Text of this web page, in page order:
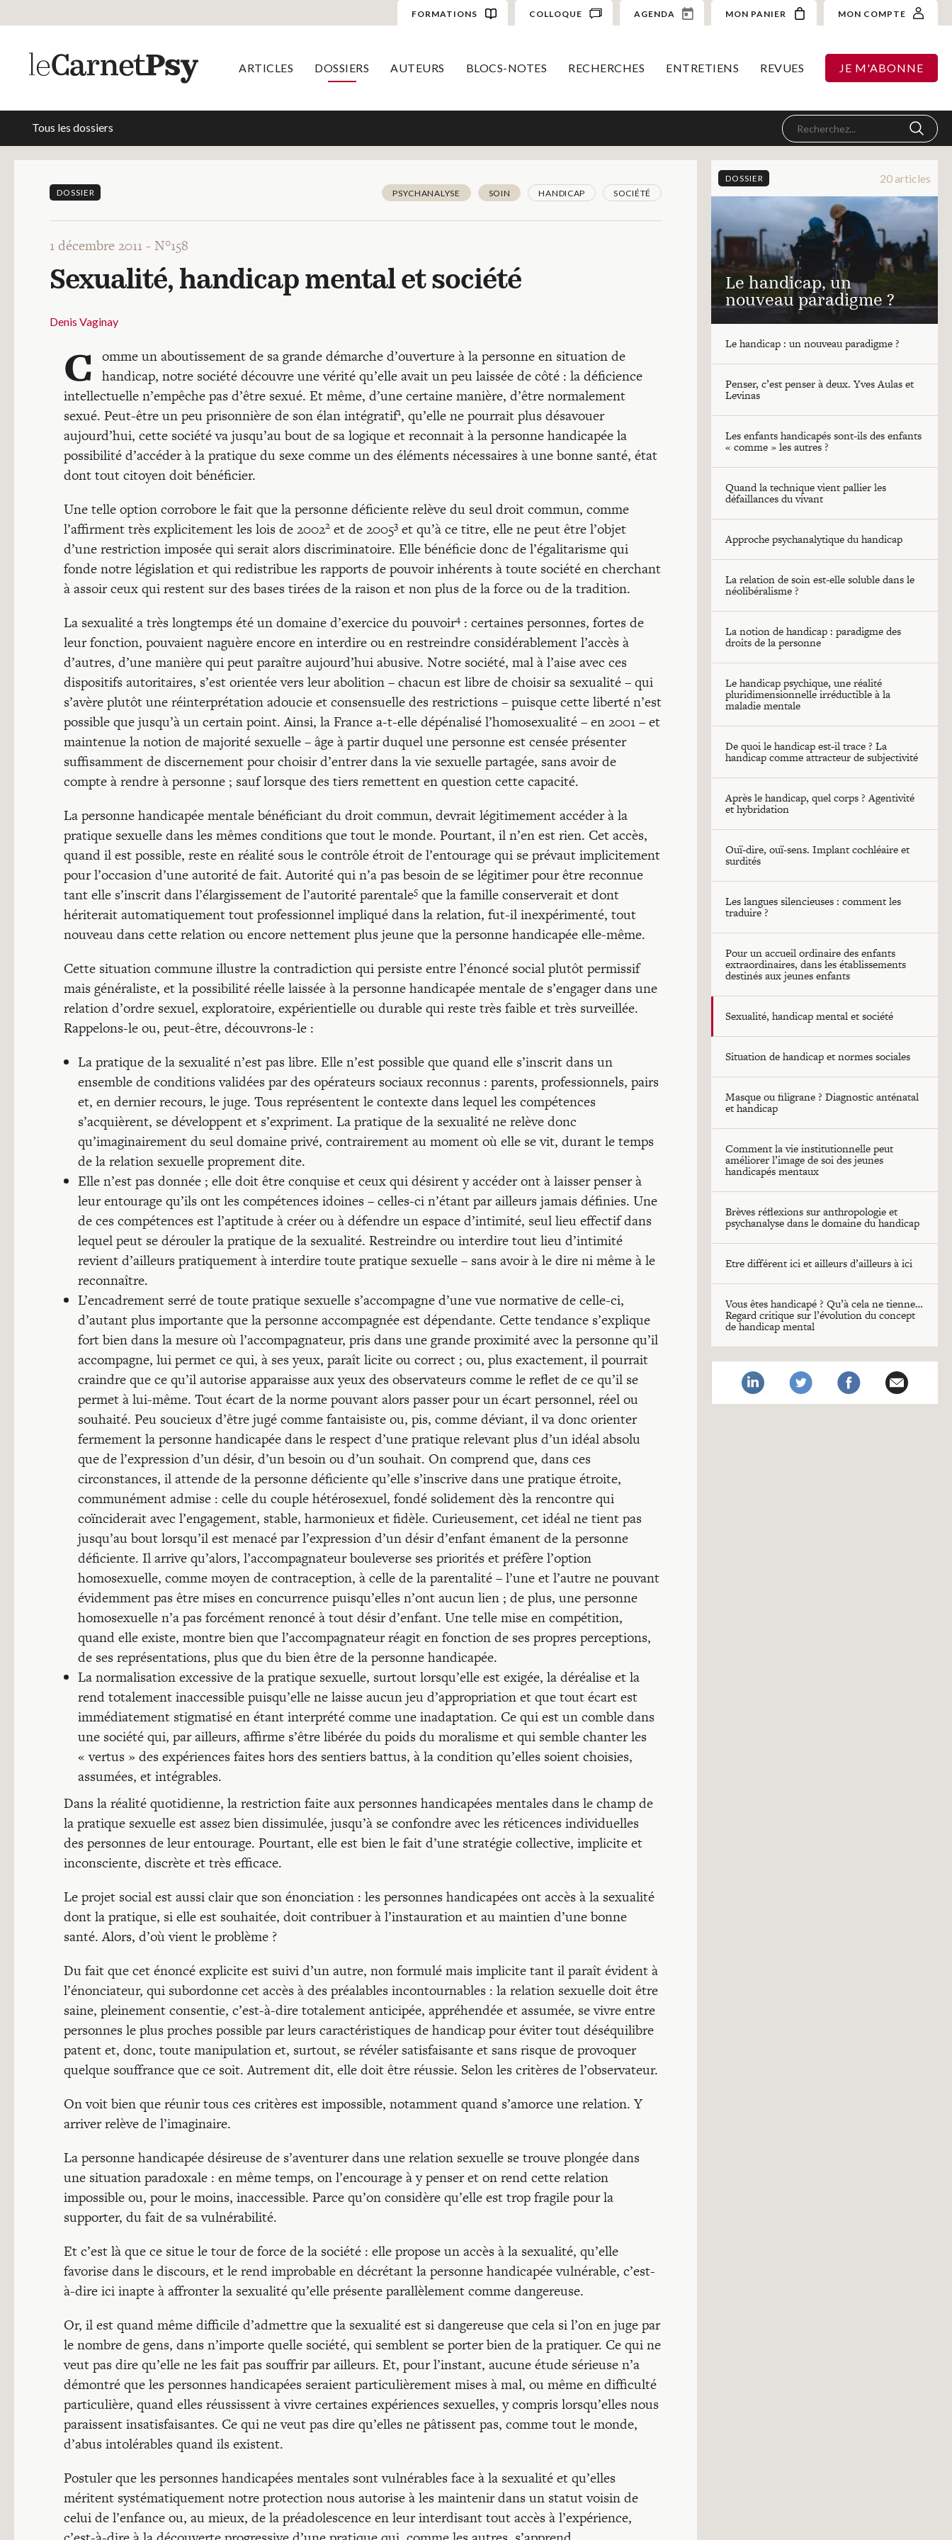
FORMATIONS COLLOQUE AGENDA MON PANIER MON COMPTE
ARTICLES DOSSIERS AUTEURS BLOCS-NOTES RECHERCHES ENTRETIENS REVUES JE M'ABONNE
Tous les dossiers
DOSSIER PSYCHANALYSE SOIN HANDICAP SOCIÉTÉ
1 décembre 2011 - N°158
Sexualité, handicap mental et société
Denis Vaginay
C omme un aboutissement de sa grande démarche d’ouverture à la personne en situation de
handicap, notre société découvre une vérité qu’elle avait un peu laissée de côté : la déficience
intellectuelle n’empêche pas d’être sexué. Et même, d’une certaine manière, d’être normalement
sexué. Peut-être un peu prisonnière de son élan intégratif1, qu’elle ne pourrait plus désavouer
aujourd’hui, cette société va jusqu’au bout de sa logique et reconnait à la personne handicapée la
possibilité d’accéder à la pratique du sexe comme un des éléments nécessaires à une bonne santé, état
dont tout citoyen doit bénéficier.
Une telle option corrobore le fait que la personne déficiente relève du seul droit commun, comme
l’affirment très explicitement les lois de 20022 et de 20053 et qu’à ce titre, elle ne peut être l’objet
d’une restriction imposée qui serait alors discriminatoire. Elle bénéficie donc de l’égalitarisme qui
fonde notre législation et qui redistribue les rapports de pouvoir inhérents à toute société en cherchant
à assoir ceux qui restent sur des bases tirées de la raison et non plus de la force ou de la tradition.
La sexualité a très longtemps été un domaine d’exercice du pouvoir4 : certaines personnes, fortes de
leur fonction, pouvaient naguère encore en interdire ou en restreindre considérablement l’accès à
d’autres, d’une manière qui peut paraître aujourd’hui abusive. Notre société, mal à l’aise avec ces
dispositifs autoritaires, s’est orientée vers leur abolition – chacun est libre de choisir sa sexualité – qui
s’avère plutôt une réinterprétation adoucie et consensuelle des restrictions – puisque cette liberté n’est
possible que jusqu’à un certain point. Ainsi, la France a-t-elle dépénalisé l’homosexualité – en 2001 – et
maintenue la notion de majorité sexuelle – âge à partir duquel une personne est censée présenter
suffisamment de discernement pour choisir d’entrer dans la vie sexuelle partagée, sans avoir de
compte à rendre à personne ; sauf lorsque des tiers remettent en question cette capacité.
La personne handicapée mentale bénéficiant du droit commun, devrait légitimement accéder à la
pratique sexuelle dans les mêmes conditions que tout le monde. Pourtant, il n’en est rien. Cet accès,
quand il est possible, reste en réalité sous le contrôle étroit de l’entourage qui se prévaut implicitement
pour l’occasion d’une autorité de fait. Autorité qui n’a pas besoin de se légitimer pour être reconnue
tant elle s’inscrit dans l’élargissement de l’autorité parentale5 que la famille conserverait et dont
hériterait automatiquement tout professionnel impliqué dans la relation, fut-il inexpérimenté, tout
nouveau dans cette relation ou encore nettement plus jeune que la personne handicapée elle-même.
Cette situation commune illustre la contradiction qui persiste entre l’énoncé social plutôt permissif
mais généraliste, et la possibilité réelle laissée à la personne handicapée mentale de s’engager dans une
relation d’ordre sexuel, exploratoire, expérientielle ou durable qui reste très faible et très surveillée.
Rappelons-le ou, peut-être, découvrons-le :
La pratique de la sexualité n’est pas libre. Elle n’est possible que quand elle s’inscrit dans un
ensemble de conditions validées par des opérateurs sociaux reconnus : parents, professionnels, pairs
et, en dernier recours, le juge. Tous représentent le contexte dans lequel les compétences
s’acquièrent, se développent et s’expriment. La pratique de la sexualité ne relève donc
qu’imaginairement du seul domaine privé, contrairement au moment où elle se vit, durant le temps
de la relation sexuelle proprement dite.
Elle n’est pas donnée ; elle doit être conquise et ceux qui désirent y accéder ont à laisser penser à
leur entourage qu’ils ont les compétences idoines – celles-ci n’étant par ailleurs jamais définies. Une
de ces compétences est l’aptitude à créer ou à défendre un espace d’intimité, seul lieu effectif dans
lequel peut se dérouler la pratique de la sexualité. Restreindre ou interdire tout lieu d’intimité
revient d’ailleurs pratiquement à interdire toute pratique sexuelle – sans avoir à le dire ni même à le
reconnaître.
L’encadrement serré de toute pratique sexuelle s’accompagne d’une vue normative de celle-ci,
d’autant plus importante que la personne accompagnée est dépendante. Cette tendance s’explique
fort bien dans la mesure où l’accompagnateur, pris dans une grande proximité avec la personne qu’il
accompagne, lui permet ce qui, à ses yeux, paraît licite ou correct ; ou, plus exactement, il pourrait
craindre que ce qu’il autorise apparaisse aux yeux des observateurs comme le reflet de ce qu’il se
permet à lui-même. Tout écart de la norme pouvant alors passer pour un écart personnel, réel ou
souhaité. Peu soucieux d’être jugé comme fantaisiste ou, pis, comme déviant, il va donc orienter
fermement la personne handicapée dans le respect d’une pratique relevant plus d’un idéal absolu
que de l’expression d’un désir, d’un besoin ou d’un souhait. On comprend que, dans ces
circonstances, il attende de la personne déficiente qu’elle s’inscrive dans une pratique étroite,
communément admise : celle du couple hétérosexuel, fondé solidement dès la rencontre qui
coïnciderait avec l’engagement, stable, harmonieux et fidèle. Curieusement, cet idéal ne tient pas
jusqu’au bout lorsqu’il est menacé par l’expression d’un désir d’enfant émanent de la personne
déficiente. Il arrive qu’alors, l’accompagnateur bouleverse ses priorités et préfère l’option
homosexuelle, comme moyen de contraception, à celle de la parentalité – l’une et l’autre ne pouvant
évidemment pas être mises en concurrence puisqu’elles n’ont aucun lien ; de plus, une personne
homosexuelle n’a pas forcément renoncé à tout désir d’enfant. Une telle mise en compétition,
quand elle existe, montre bien que l’accompagnateur réagit en fonction de ses propres perceptions,
de ses représentations, plus que du bien être de la personne handicapée.
La normalisation excessive de la pratique sexuelle, surtout lorsqu’elle est exigée, la déréalise et la
rend totalement inaccessible puisqu’elle ne laisse aucun jeu d’appropriation et que tout écart est
immédiatement stigmatisé en étant interprété comme une inadaptation. Ce qui est un comble dans
une société qui, par ailleurs, affirme s’être libérée du poids du moralisme et qui semble chanter les
« vertus » des expériences faites hors des sentiers battus, à la condition qu’elles soient choisies,
assumées, et intégrables.
Dans la réalité quotidienne, la restriction faite aux personnes handicapées mentales dans le champ de
la pratique sexuelle est assez bien dissimulée, jusqu’à se confondre avec les réticences individuelles
des personnes de leur entourage. Pourtant, elle est bien le fait d’une stratégie collective, implicite et
inconsciente, discrète et très efficace.
Le projet social est aussi clair que son énonciation : les personnes handicapées ont accès à la sexualité
dont la pratique, si elle est souhaitée, doit contribuer à l’instauration et au maintien d’une bonne
santé. Alors, d’où vient le problème ?
Du fait que cet énoncé explicite est suivi d’un autre, non formulé mais implicite tant il paraît évident à
l’énonciateur, qui subordonne cet accès à des préalables incontournables : la relation sexuelle doit être
saine, pleinement consentie, c’est-à-dire totalement anticipée, appréhendée et assumée, se vivre entre
personnes le plus proches possible par leurs caractéristiques de handicap pour éviter tout déséquilibre
patent et, donc, toute manipulation et, surtout, se révéler satisfaisante et sans risque de provoquer
quelque souffrance que ce soit. Autrement dit, elle doit être réussie. Selon les critères de l’observateur.
On voit bien que réunir tous ces critères est impossible, notamment quand s’amorce une relation. Y
arriver relève de l’imaginaire.
La personne handicapée désireuse de s’aventurer dans une relation sexuelle se trouve plongée dans
une situation paradoxale : en même temps, on l’encourage à y penser et on rend cette relation
impossible ou, pour le moins, inaccessible. Parce qu’on considère qu’elle est trop fragile pour la
supporter, du fait de sa vulnérabilité.
Et c’est là que ce situe le tour de force de la société : elle propose un accès à la sexualité, qu’elle
favorise dans le discours, et le rend improbable en décrétant la personne handicapée vulnérable, c’est-
à-dire ici inapte à affronter la sexualité qu’elle présente parallèlement comme dangereuse.
Or, il est quand même difficile d’admettre que la sexualité est si dangereuse que cela si l’on en juge par
le nombre de gens, dans n’importe quelle société, qui semblent se porter bien de la pratiquer. Ce qui ne
veut pas dire qu’elle ne les fait pas souffrir par ailleurs. Et, pour l’instant, aucune étude sérieuse n’a
démontré que les personnes handicapées seraient particulièrement mises à mal, ou même en difficulté
particulière, quand elles réussissent à vivre certaines expériences sexuelles, y compris lorsqu’elles nous
paraissent insatisfaisantes. Ce qui ne veut pas dire qu’elles ne pâtissent pas, comme tout le monde,
d’abus intolérables quand ils existent.
Postuler que les personnes handicapées mentales sont vulnérables face à la sexualité et qu’elles
méritent systématiquement notre protection nous autorise à les maintenir dans un statut voisin de
celui de l’enfance ou, au mieux, de la préadolescence en leur interdisant tout accès à l’expérience,
DOSSIER 20 articles
Le handicap, un
nouveau paradigme ?
Le handicap : un nouveau paradigme ?
Penser, c’est penser à deux. Yves Aulas et
Levinas
Les enfants handicapés sont-ils des enfants
« comme » les autres ?
Quand la technique vient pallier les
défaillances du vivant
Approche psychanalytique du handicap
La relation de soin est-elle soluble dans le
néolibéralisme ?
La notion de handicap : paradigme des
droits de la personne
Le handicap psychique, une réalité
pluridimensionnelle irréductible à la
maladie mentale
De quoi le handicap est-il trace ? La
handicap comme attracteur de subjectivité
Après le handicap, quel corps ? Agentivité
et hybridation
Ouï-dire, ouï-sens. Implant cochléaire et
surdités
Les langues silencieuses : comment les
traduire ?
Pour un accueil ordinaire des enfants
extraordinaires, dans les établissements
destinés aux jeunes enfants
Sexualité, handicap mental et société
Situation de handicap et normes sociales
Masque ou filigrane ? Diagnostic anténatal
et handicap
Comment la vie institutionnelle peut
améliorer l’image de soi des jeunes
handicapés mentaux
Brèves réflexions sur anthropologie et
psychanalyse dans le domaine du handicap
Etre différent ici et ailleurs d’ailleurs à ici
Vous êtes handicapé ? Qu’à cela ne tienne…
Regard critique sur l’évolution du concept
de handicap mental